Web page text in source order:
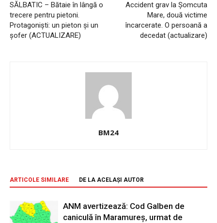
SĂLBATIC – Bătaie în lângă o
trecere pentru pietoni.
Protagoniști: un pieton și un
șofer (ACTUALIZARE)
Accident grav la Şomcuta
Mare, două victime
încarcerate. O persoană a
decedat (actualizare)
BM24
ARTICOLE SIMILARE DE LA ACELAȘI AUTOR
ANM avertizează: Cod Galben de
caniculă în Maramureș, urmat de